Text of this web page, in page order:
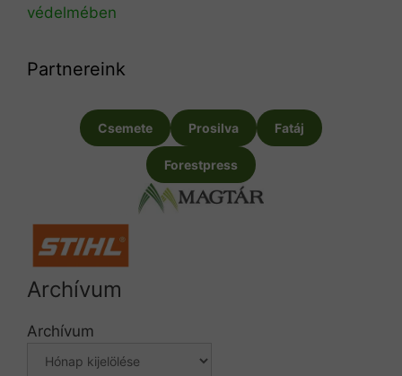
védelmében
Partnereink
Csemete Prosilva Fatáj
Forestpress
Archívum
Archívum